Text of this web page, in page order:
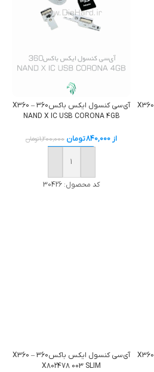
آی‌سی کنسول ایکس باکس360 – X360
آی‌سی کنسول ایکس باکس360 – X360
NAND X IC USB CORONA 4GB
از840,000تومان 1,200,000تومان
خرید
کد محصول: 30426
آی‌سی کنسول ایکس باکس360 – X360
آی‌سی کنسول ایکس باکس360 – X360
X802478 003 SLIM